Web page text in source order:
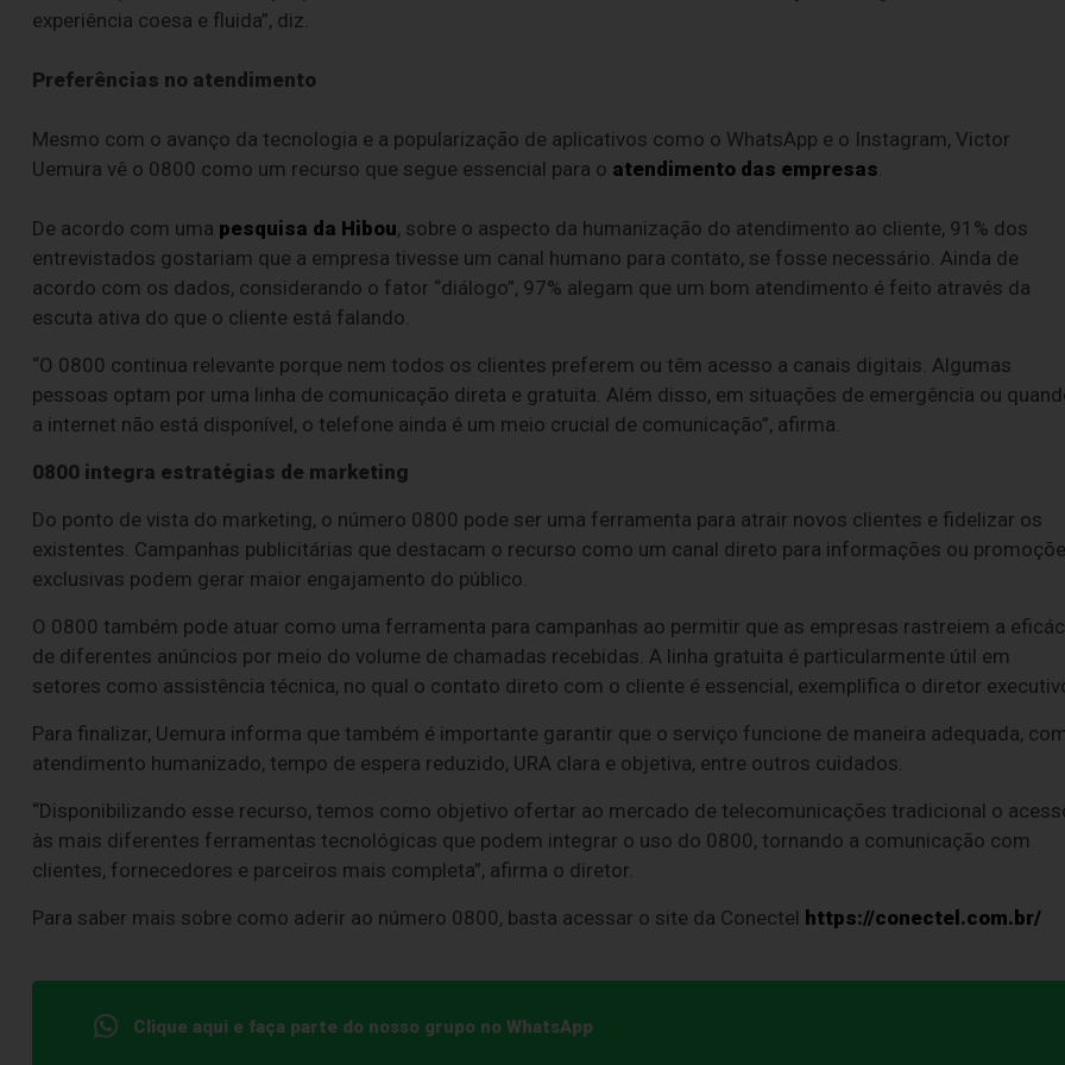
experiência coesa e fluida”, diz.
Preferências no atendimento
Mesmo com o avanço da tecnologia e a popularização de aplicativos como o WhatsApp e o Instagram, Victor
Uemura vê o 0800 como um recurso que segue essencial para o atendimento das empresas
De acordo com uma pesquisa da Hibou, sobre o aspecto da humanização do atendimento ao cliente, 91% dos
entrevistados gostariam que a empresa tivesse um canal humano para contato, se fosse necessário. Ainda de
acordo com os dados, considerando o fator “diálogo”, 97% alegam que um bom atendimento é feito através da
escuta ativa do que o cliente está falando.
“O 0800 continua relevante porque nem todos os clientes preferem ou têm acesso a canais digitais. Algumas
pessoas optam por uma linha de comunicação direta e gratuita. Além disso, em situações de emergência ou
a internet não está disponível, o telefone ainda é um meio crucial de comunicação”, afirma.
0800 integra estratégias de marketing
Do ponto de vista do marketing, o número 0800 pode ser uma ferramenta para atrair novos clientes e fidelizar os
existentes. Campanhas publicitárias que destacam o recurso como um canal direto para informações ou
exclusivas podem gerar maior engajamento do público.
O 0800 também pode atuar como uma ferramenta para campanhas ao permitir que as empresas rastreiem a
de diferentes anúncios por meio do volume de chamadas recebidas. A linha gratuita é particularmente útil em
setores como assistência técnica, no qual o contato direto com o cliente é essencial, exemplifica o diretor
Para finalizar, Uemura informa que também é importante garantir que o serviço funcione de maneira adequada,
atendimento humanizado, tempo de espera reduzido, URA clara e objetiva, entre outros cuidados.
“Disponibilizando esse recurso, temos como objetivo ofertar ao mercado de telecomunicações tradicional o
às mais diferentes ferramentas tecnológicas que podem integrar o uso do 0800, tornando a comunicação com
clientes, fornecedores e parceiros mais completa”, afirma o diretor.
Para saber mais sobre como aderir ao número 0800, basta acessar o site da Conectel https://conectel.com.br/
Clique aqui e faça parte do nosso grupo no WhatsApp